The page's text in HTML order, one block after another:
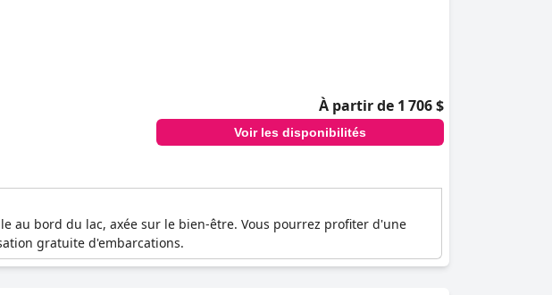
À partir de 1 706 $
Voir les disponibilités
au bord du lac, axée sur le bien-être. Vous pourrez profiter d'une
gratuite d'embarcations.